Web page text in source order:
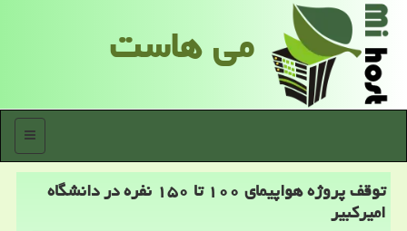
می هاست
منو
توقف پروژه هواپیمای ۱۰۰ تا ۱۵۰ نفره در دانشگاه
امیركبیر